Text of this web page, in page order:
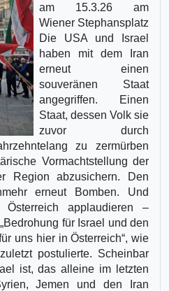
am 15.3.26 am
Wiener Stephansplatz
Die USA und Israel
haben mit dem Iran
erneut einen
souveränen Staat
angegriffen. Einen
Staat, dessen Volk sie
zuvor durch
zu zermürben
Vormachtstellung der
Region abzusichern. Den
erneut Bomben. Und
applaudieren –
für Israel und den
uns hier in Österreich“, wie
postulierte. Scheinbar
ist, das alleine im letzten
Jemen und den Iran